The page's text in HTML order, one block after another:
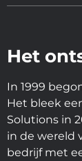
Het
In 1999
Het bleek
Solutions in
in de wereld
bedrijf met